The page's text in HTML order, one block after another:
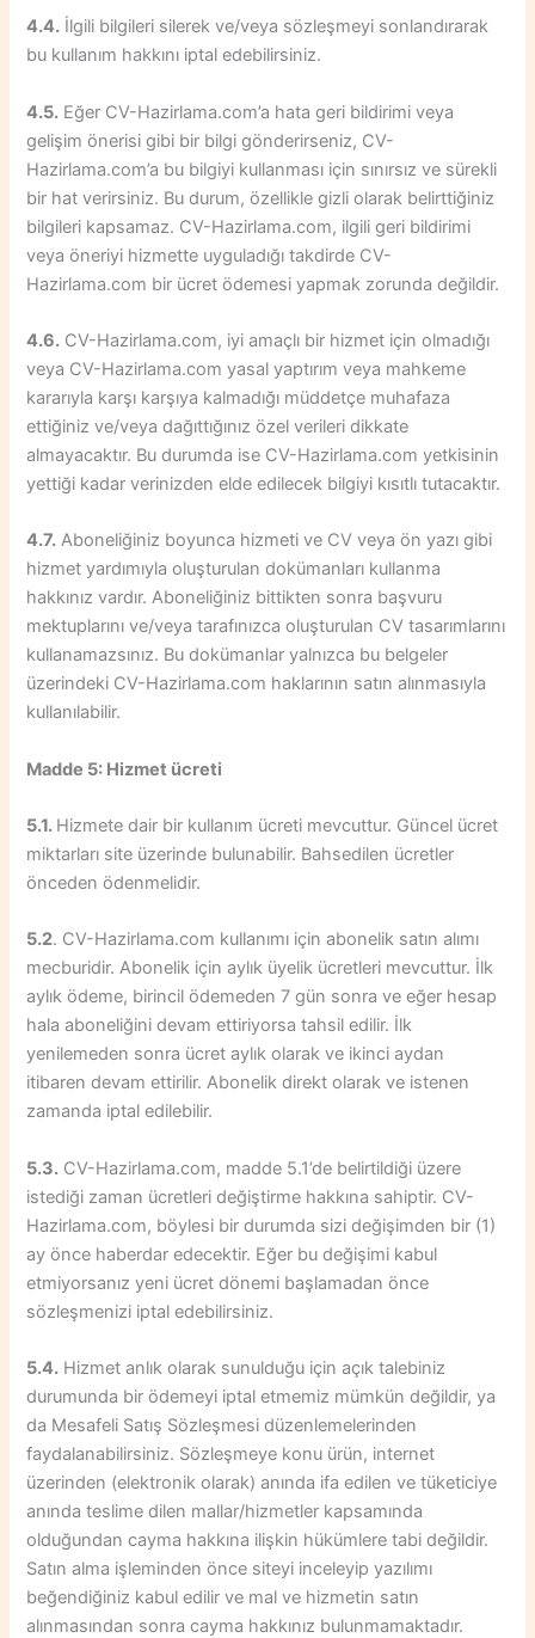
4.4. İlgili bilgileri silerek ve/veya sözleşmeyi sonlandırarak
bu kullanım hakkını iptal edebilirsiniz.
4.5. Eğer CV-Hazirlama.com’a hata geri bildirimi veya
gelişim önerisi gibi bir bilgi gönderirseniz, CV-
Hazirlama.com’a bu bilgiyi kullanması için sınırsız ve sürekli
bir hat verirsiniz. Bu durum, özellikle gizli olarak belirttiğiniz
bilgileri kapsamaz. CV-Hazirlama.com, ilgili geri bildirimi
veya öneriyi hizmette uyguladığı takdirde CV-
Hazirlama.com bir ücret ödemesi yapmak zorunda değildir.
4.6. CV-Hazirlama.com, iyi amaçlı bir hizmet için olmadığı
veya CV-Hazirlama.com yasal yaptırım veya mahkeme
kararıyla karşı karşıya kalmadığı müddetçe muhafaza
ettiğiniz ve/veya dağıttığınız özel verileri dikkate
almayacaktır. Bu durumda ise CV-Hazirlama.com yetkisinin
yettiği kadar verinizden elde edilecek bilgiyi kısıtlı tutacaktır.
4.7. Aboneliğiniz boyunca hizmeti ve CV veya ön yazı gibi
hizmet yardımıyla oluşturulan dokümanları kullanma
hakkınız vardır. Aboneliğiniz bittikten sonra başvuru
mektuplarını ve/veya tarafınızca oluşturulan CV tasarımlarını
kullanamazsınız. Bu dokümanlar yalnızca bu belgeler
üzerindeki CV-Hazirlama.com haklarının satın alınmasıyla
kullanılabilir.
Madde 5: Hizmet ücreti
5.1. Hizmete dair bir kullanım ücreti mevcuttur. Güncel ücret
miktarları site üzerinde bulunabilir. Bahsedilen ücretler
önceden ödenmelidir.
5.2. CV-Hazirlama.com kullanımı için abonelik satın alımı
mecburidir. Abonelik için aylık üyelik ücretleri mevcuttur. İlk
aylık ödeme, birincil ödemeden 7 gün sonra ve eğer hesap
hala aboneliğini devam ettiriyorsa tahsil edilir. İlk
yenilemeden sonra ücret aylık olarak ve ikinci aydan
itibaren devam ettirilir. Abonelik direkt olarak ve istenen
zamanda iptal edilebilir.
5.3. CV-Hazirlama.com, madde 5.1’de belirtildiği üzere
istediği zaman ücretleri değiştirme hakkına sahiptir. CV-
Hazirlama.com, böylesi bir durumda sizi değişimden bir (1)
ay önce haberdar edecektir. Eğer bu değişimi kabul
etmiyorsanız yeni ücret dönemi başlamadan önce
sözleşmenizi iptal edebilirsiniz.
5.4. Hizmet anlık olarak sunulduğu için açık talebiniz
durumunda bir ödemeyi iptal etmemiz mümkün değildir, ya
da Mesafeli Satış Sözleşmesi düzenlemelerinden
faydalanabilirsiniz. Sözleşmeye konu ürün, internet
üzerinden (elektronik olarak) anında ifa edilen ve tüketiciye
anında teslime dilen mallar/hizmetler kapsamında
olduğundan cayma hakkına ilişkin hükümlere tabi değildir.
Satın alma işleminden önce siteyi inceleyip yazılımı
beğendiğiniz kabul edilir ve mal ve hizmetin satın
alınmasından sonra cayma hakkınız bulunmamaktadır.